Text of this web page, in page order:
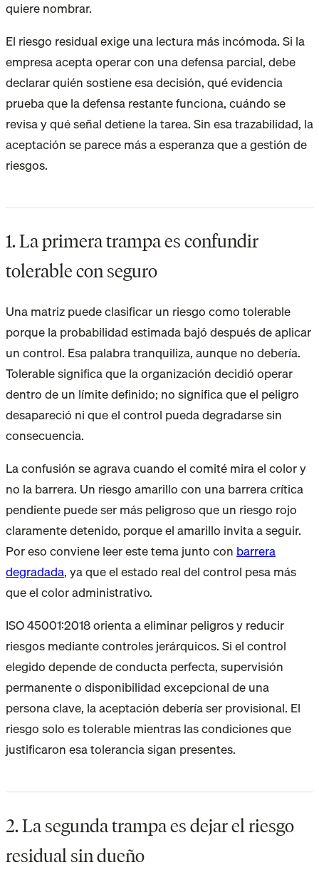
quiere nombrar.
El riesgo residual exige una lectura más incómoda. Si la
empresa acepta operar con una defensa parcial, debe
declarar quién sostiene esa decisión, qué evidencia
prueba que la defensa restante funciona, cuándo se
revisa y qué señal detiene la tarea. Sin esa trazabilidad, la
aceptación se parece más a esperanza que a gestión de
riesgos.
1. La primera trampa es confundir
tolerable con seguro
Una matriz puede clasificar un riesgo como tolerable
porque la probabilidad estimada bajó después de aplicar
un control. Esa palabra tranquiliza, aunque no debería.
Tolerable significa que la organización decidió operar
dentro de un límite definido; no significa que el peligro
desapareció ni que el control pueda degradarse sin
consecuencia.
La confusión se agrava cuando el comité mira el color y
no la barrera. Un riesgo amarillo con una barrera crítica
pendiente puede ser más peligroso que un riesgo rojo
claramente detenido, porque el amarillo invita a seguir.
Por eso conviene leer este tema junto con barrera
degradada, ya que el estado real del control pesa más
que el color administrativo.
ISO 45001:2018 orienta a eliminar peligros y reducir
riesgos mediante controles jerárquicos. Si el control
elegido depende de conducta perfecta, supervisión
permanente o disponibilidad excepcional de una
persona clave, la aceptación debería ser provisional. El
riesgo solo es tolerable mientras las condiciones que
justificaron esa tolerancia sigan presentes.
2. La segunda trampa es dejar el riesgo
residual sin dueño